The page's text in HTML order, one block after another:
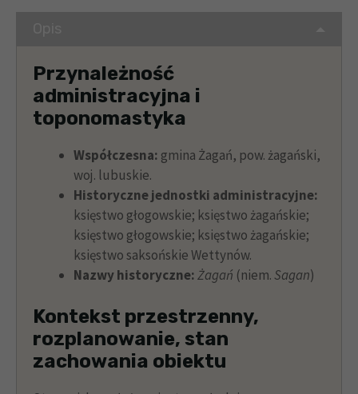
Przynależność
administracyjna i
toponomastyka
Współczesna: gmina Żagań, pow. żagański,
woj. lubuskie.
Historyczne jednostki administracyjne:
księstwo głogowskie; księstwo żagańskie;
księstwo głogowskie; księstwo żagańskie;
księstwo saksońskie Wettynów.
Nazwy historyczne:Żagań (niem. Sagan)
Kontekst przestrzenny,
rozplanowanie, stan
zachowania obiektu